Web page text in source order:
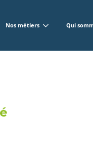
Nos métiers Qui